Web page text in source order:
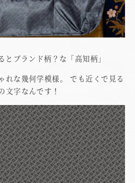
ブランド柄？な「高知柄」
れな幾何学模様。 でも近くで見る
字なんです！